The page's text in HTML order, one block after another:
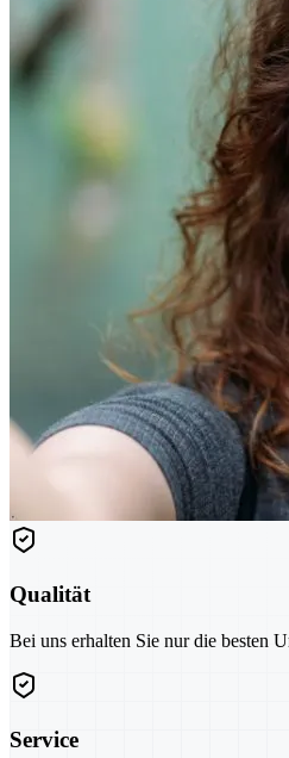
Qualität
Bei uns erhalten Sie nur die besten
Service